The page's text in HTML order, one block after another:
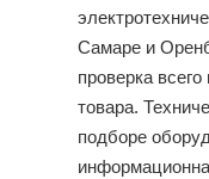
Самаре и
проверка всего
товара.
подборе